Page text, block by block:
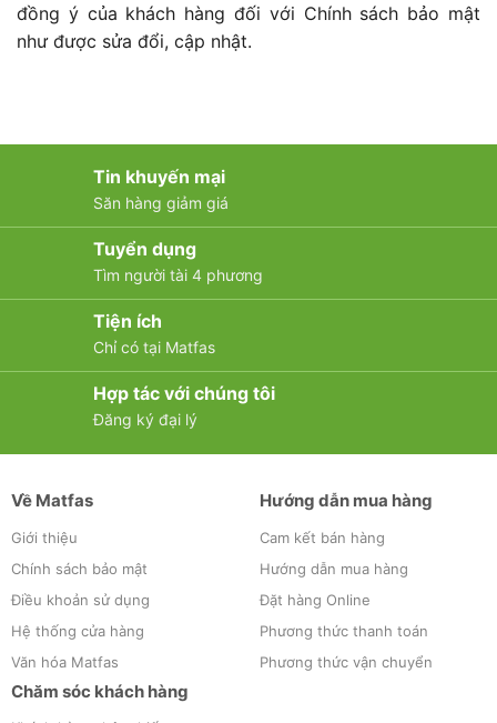
đồng ý của khách hàng đối với Chính sách bảo mật
như được sửa đổi, cập nhật.
Tin khuyến mại
Săn hàng giảm giá
Tuyển dụng
Tìm người tài 4 phương
Tiện ích
Chỉ có tại Matfas
Hợp tác với chúng tôi
Đăng ký đại lý
Về Matfas
Giới thiệu
Chính sách bảo mật
Điều khoản sử dụng
Hệ thống cửa hàng
Văn hóa Matfas
Hướng dẫn mua hàng
Cam kết bán hàng
Hướng dẫn mua hàng
Đặt hàng Online
Phương thức thanh toán
Phương thức vận chuyển
Chăm sóc khách hàng